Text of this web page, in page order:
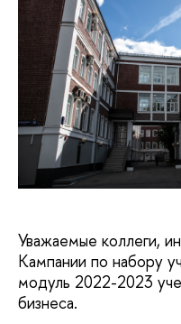
Уважаемые коллеги,
Кампании по набору
модуль 2022-2023
бизнеса.